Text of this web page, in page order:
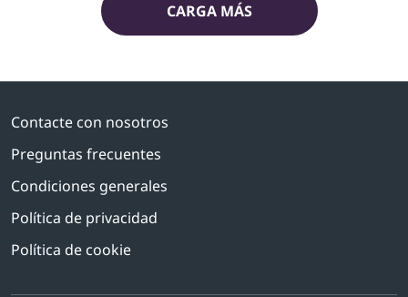
CARGA MÁS
Contacte con nosotros
Preguntas frecuentes
Condiciones generales
Política de privacidad
Política de cookie